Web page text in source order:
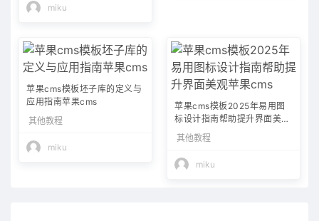
miku
苹果cms模板坯子库的定义与
应用指南苹果cms
其他教程
miku
苹果cms模板2025年易用图
标设计指南帮助提升界面美观
苹果cms
其他教程
miku